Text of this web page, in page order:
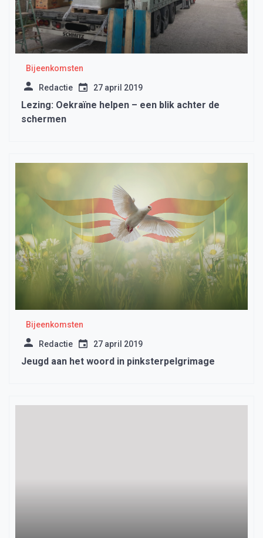
Bijeenkomsten
Redactie 27 april 2019
Lezing: Oekraïne helpen – een blik achter de
schermen
Bijeenkomsten
Redactie 27 april 2019
Jeugd aan het woord in pinksterpelgrimage